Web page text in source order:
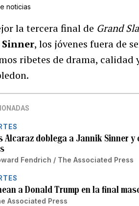
noticias
la tercera final de Grand
, los jóvenes fuera de
ribetes de drama, calidad
Alcaraz doblega a Jannik Sinner
Fendrich / The Associated Press
a Donald Trump en la final
Associated Press